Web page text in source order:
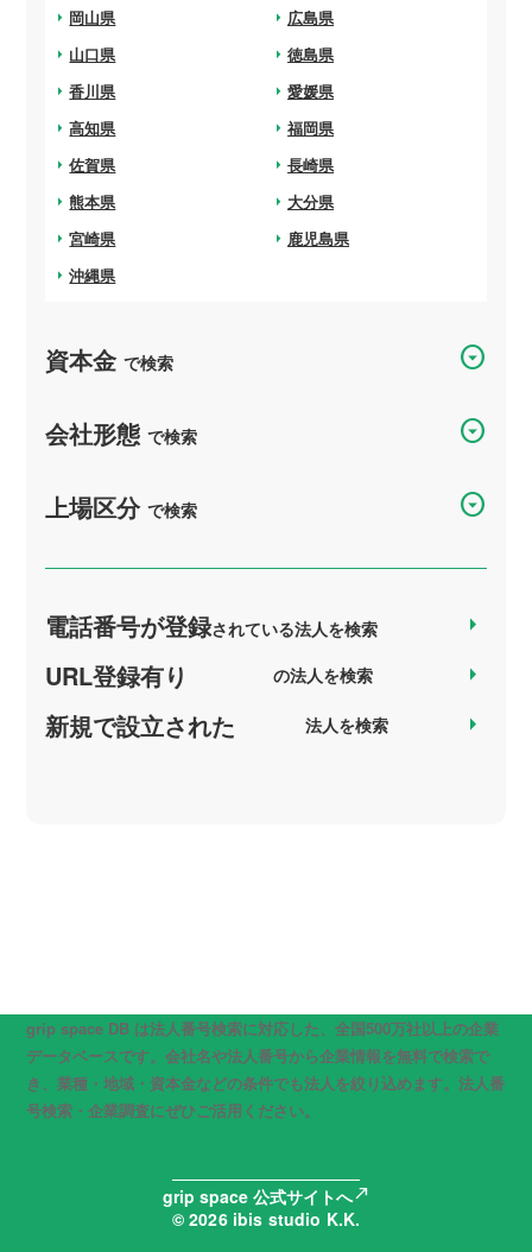
岡山県
arrow_right 広島県
arrow_right
山口県
arrow_right 徳島県
arrow_right
香川県
arrow_right 愛媛県
arrow_right
高知県
arrow_right 福岡県
arrow_right
佐賀県
arrow_right 長崎県
arrow_right
熊本県
arrow_right 大分県
arrow_right
宮崎県
arrow_right 鹿児島県
arrow_right
沖縄県
arrow_right
資本金で検索 arrow_drop_down_circle
会社形態で検索 arrow_drop_down_circle
上場区分で検索 arrow_drop_down_circle
電話番号が登録されている法人を検索 arrow_right
URL登録有り の法人を検索 arrow_right
新規で設立された 法人を検索 arrow_right
grip space DB は法人番号検索に対応した、全国500万社以上の企業
データベースです。会社名や法人番号から企業情報を無料で検索で
き、業種・地域・資本金などの条件でも法人を絞り込めます。法人番
号検索・企業調査にぜひご活用ください。
grip space 公式サイトへnorth_east
© 2026 ibis studio K.K.